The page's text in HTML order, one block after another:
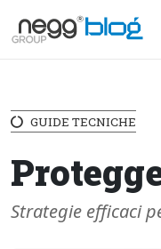
GUIDE TECNICHE
Strategie efficaci